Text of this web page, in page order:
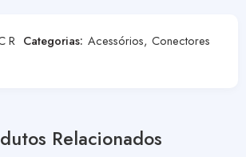
R Categorias: Acessórios, Conectores
Relacionados